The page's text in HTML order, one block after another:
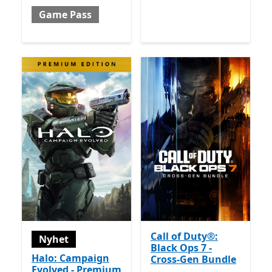
Game Pass
Nyhet
Halo: Campaign
Call of Duty®:
Black Ops 7 -
Cross-Gen Bundle